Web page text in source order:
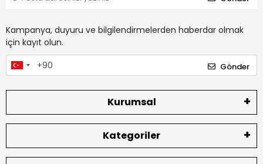
Kampanya, duyuru ve bilgilendirmelerden haberdar olmak
için kayıt olun.
Gönder
Kurumsal
Kategoriler